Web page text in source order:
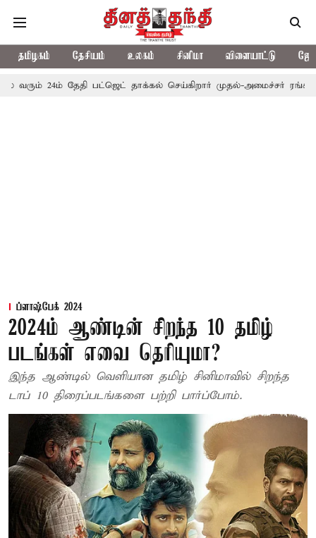
தமிழகம் தேசியம் உலகம் சினிமா விளையாட்டு
24ம் தேதி பட்ஜெட் தாக்கல் செய்கிறார் முதல்-அமைச்சர் ரங்கசாமி
ப்ளாஷ்பேக் 2024
2024ம் ஆண்டின் சிறந்த 10 தமிழ்
படங்கள் எவை தெரியுமா?
இந்த ஆண்டில் வெளியான தமிழ் சினிமாவில் சிறந்த
டாப் 10 திரைப்படங்களை பற்றி பார்ப்போம்.